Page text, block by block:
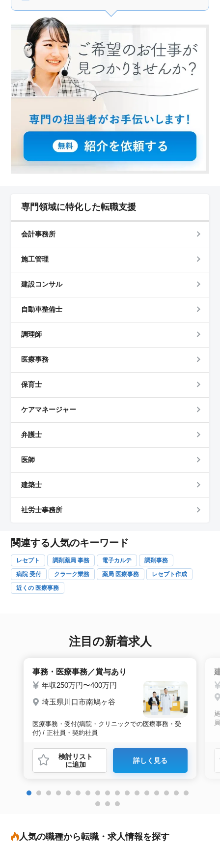
専門領域に特化した転職支援
会計事務所
施工管理
建設コンサル
自動車整備士
調理師
医療事務
保育士
ケアマネージャー
弁護士
医師
建築士
社労士事務所
関連する人気のキーワード
レセプト 調剤薬局 事務 電子カルテ
調剤事務
病院 受付
クラーク業務 薬局 医療事務
レセプト作成
近くの 医療事務
注目の新着求人
事務・医療事務／賞与あり
年収250万円〜400万円
埼玉県川口市南鳩ヶ谷
医療事務・受付(病院・クリニックでの医療事務・受
付) / 正社員・契約社員
検討リスト
に追加
詳しく見る
員
人気の職種から転職・求人情報を探す